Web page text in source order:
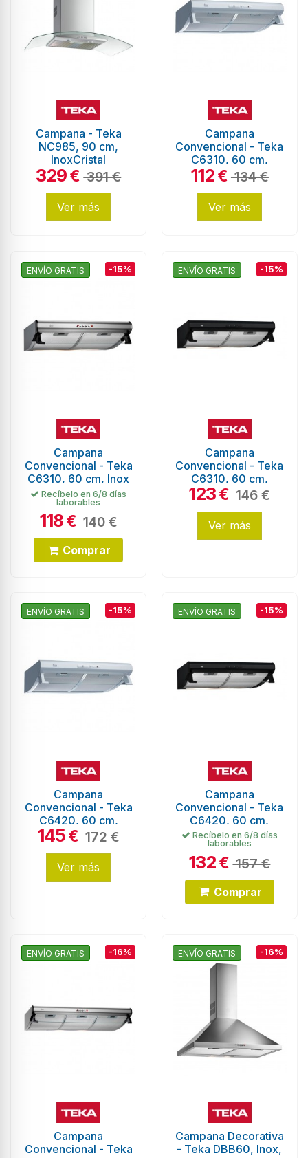
Campana - Teka
NC985, 90 cm,
InoxCristal
329€ 391 €
Ver más
Campana
Convencional - Teka
C6310, 60 cm,
Blanco
112€ 134 €
Ver más
ENVÍO GRATIS -15%
Campana
Convencional - Teka
C6310, 60 cm, Inox
Recíbelo en 6/8 días
laborables
118€ 140 €
Comprar
ENVÍO GRATIS -15%
Campana
Convencional - Teka
C6310, 60 cm,
Negro
123€ 146 €
Ver más
ENVÍO GRATIS -15%
Campana
Convencional - Teka
C6420, 60 cm,
Blanco
145€ 172 €
Ver más
ENVÍO GRATIS -15%
Campana
Convencional - Teka
C6420, 60 cm,
Negro
Recíbelo en 6/8 días
laborables
132€ 157 €
Comprar
ENVÍO GRATIS -16%
Campana
Convencional - Teka
ENVÍO GRATIS -16%
Campana Decorativa
- Teka DBB60, Inox,